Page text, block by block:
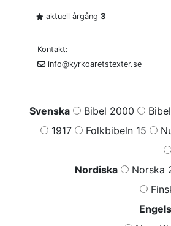
aktuell årgång 3
Kontakt:
info@kyrkoaretstexter.se
Svenska Bibel 2000
1917
Folkbibeln 15
Nordiska
Norska